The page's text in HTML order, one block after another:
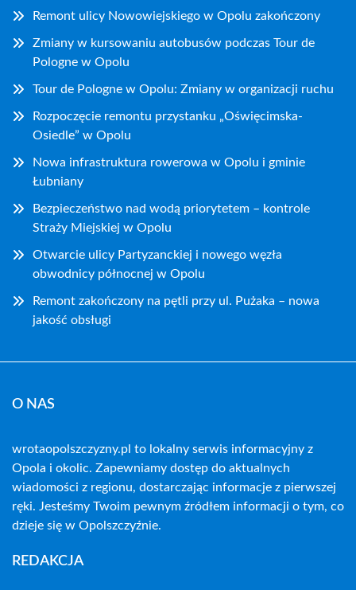
Remont ulicy Nowowiejskiego w Opolu zakończony
Zmiany w kursowaniu autobusów podczas Tour de
Pologne w Opolu
Tour de Pologne w Opolu: Zmiany w organizacji ruchu
Rozpoczęcie remontu przystanku „Oświęcimska-
Osiedle” w Opolu
Nowa infrastruktura rowerowa w Opolu i gminie
Łubniany
Bezpieczeństwo nad wodą priorytetem – kontrole
Straży Miejskiej w Opolu
Otwarcie ulicy Partyzanckiej i nowego węzła
obwodnicy północnej w Opolu
Remont zakończony na pętli przy ul. Pużaka – nowa
jakość obsługi
O NAS
wrotaopolszczyzny.pl to lokalny serwis informacyjny z
Opola i okolic. Zapewniamy dostęp do aktualnych
wiadomości z regionu, dostarczając informacje z pierwszej
ręki. Jesteśmy Twoim pewnym źródłem informacji o tym, co
dzieje się w Opolszczyźnie.
REDAKCJA